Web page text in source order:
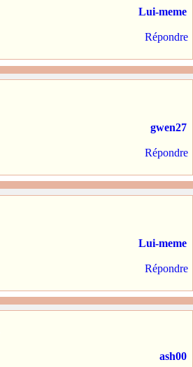
Lui-meme
Répondre
gwen27
Répondre
Lui-meme
Répondre
ash00